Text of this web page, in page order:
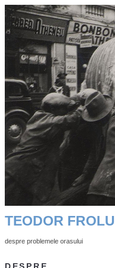
TEODOR FROLU
despre problemele orasului